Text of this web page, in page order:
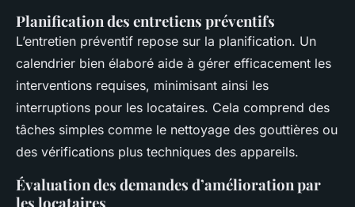
Planification des entretiens préventifs
L’entretien préventif repose sur la planification. Un
calendrier bien élaboré aide à gérer efficacement les
interventions requises, minimisant ainsi les
interruptions pour les locataires. Cela comprend des
tâches simples comme le nettoyage des gouttières ou
des vérifications plus techniques des appareils.
Évaluation des demandes d’amélioration par
les locataires